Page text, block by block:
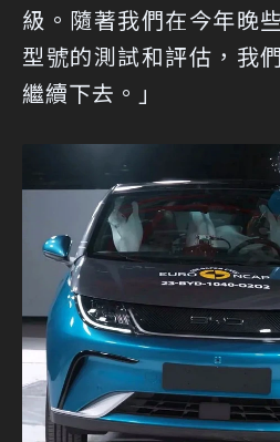
級。隨著我們在今年晚
型號的測試和評估，我
繼續下去。」